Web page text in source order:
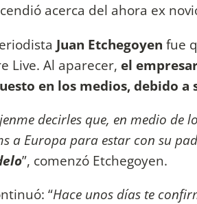
acerca del ahora ex
Juan Etchegoyen fue
Live. Al aparecer, el
en los medios, debido a
decirles que, en medio de
a Europa para estar con su
”, comenzó Etchegoyen.
“Hace unos días te